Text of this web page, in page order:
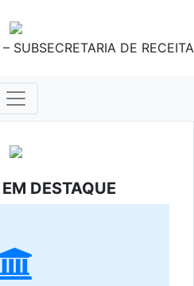
SUBSECRETARIA DE RECEITA
DESTAQUE